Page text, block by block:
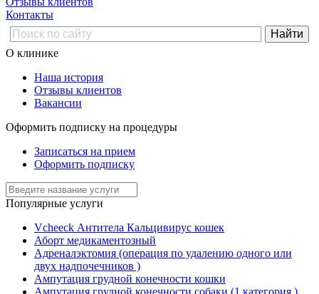
Контакты
О клинике
Наша история
Отзывы клиентов
Вакансии
Оформить подписку на процедуры
Записаться на прием
Оформить подписку
Популярные услуги
Vcheeck Антитела Кальцивирус кошек
Аборт медикаментозный
Адреналэктомия (операция по удалению одного или
двух надпочечников )
Ампутация грудной конечности кошки